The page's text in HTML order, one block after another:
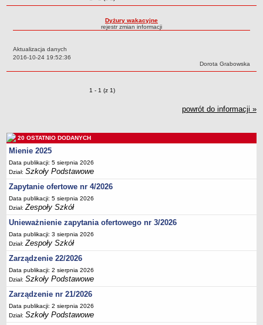
Techniczne Zakłady Naukowe
PRZEDSZKOLA
ARCHIWUM SZKÓŁ I PLACÓWEK
Zlikwidowane gimnazja
Specjalny Ośrodek nr 5
BURSA MIEJSKA
Dane podstawowe
Statut
Majątek
Godziny dyżurów
Zarządzenia
Kontrole
Rejestry, ewidencje, archiwa
Sprawozdania
Deklaracja dostępności
PORADNIE PSYCHOLOGICZNO-PEDAGOGICZNE
Dyżury wakacyjne
rejestr zmian informacji
Aktualizacja danych
Data:
2016-10-24 19:52:36
Autor:
Dorota Grabowska
Zmiany o pozycjach
1 - 1 (z 1)
powrót do informacji »
20 OSTATNIO DODANYCH
Mienie 2025
Data publikacji: 5 sierpnia 2026
Dział:Szkoły Podstawowe
Zapytanie ofertowe nr 4/2026
Data publikacji: 5 sierpnia 2026
Dział:Zespoły Szkół
Unieważnienie zapytania ofertowego nr 3/2026
Data publikacji: 3 sierpnia 2026
Dział:Zespoły Szkół
Zarządzenie 22/2026
Data publikacji: 2 sierpnia 2026
Dział:Szkoły Podstawowe
Zarządzenie nr 21/2026
Data publikacji: 2 sierpnia 2026
Dział:Szkoły Podstawowe